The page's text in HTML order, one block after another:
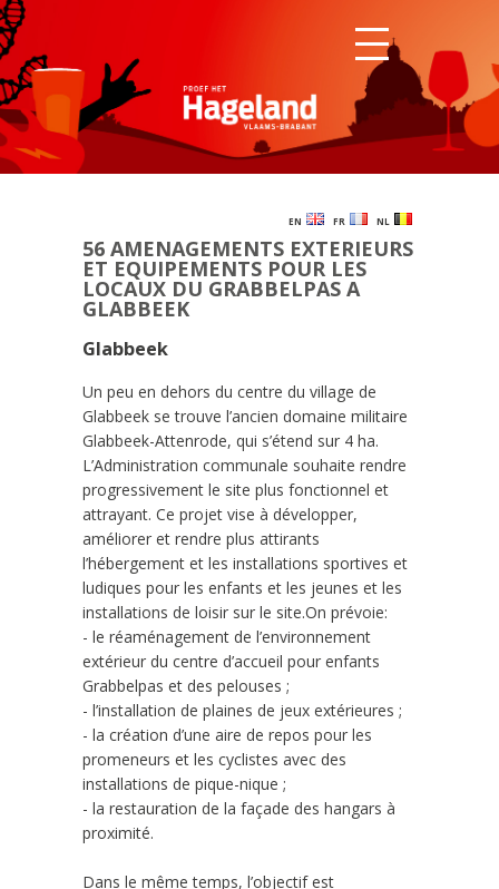
NL
FR
EN
56 AMENAGEMENTS EXTERIEURS
ET EQUIPEMENTS POUR LES
LOCAUX DU GRABBELPAS A
GLABBEEK
Glabbeek
Un peu en dehors du centre du village de
Glabbeek se trouve l’ancien domaine militaire
Glabbeek-Attenrode, qui s’étend sur 4 ha.
L’Administration communale souhaite rendre
progressivement le site plus fonctionnel et
attrayant. Ce projet vise à développer,
améliorer et rendre plus attirants
l’hébergement et les installations sportives et
ludiques pour les enfants et les jeunes et les
installations de loisir sur le site.On prévoie:
- le réaménagement de l’environnement
extérieur du centre d’accueil pour enfants
Grabbelpas et des pelouses ;
- l’installation de plaines de jeux extérieures ;
- la création d’une aire de repos pour les
promeneurs et les cyclistes avec des
installations de pique-nique ;
- la restauration de la façade des hangars à
proximité.
Dans le même temps, l’objectif est